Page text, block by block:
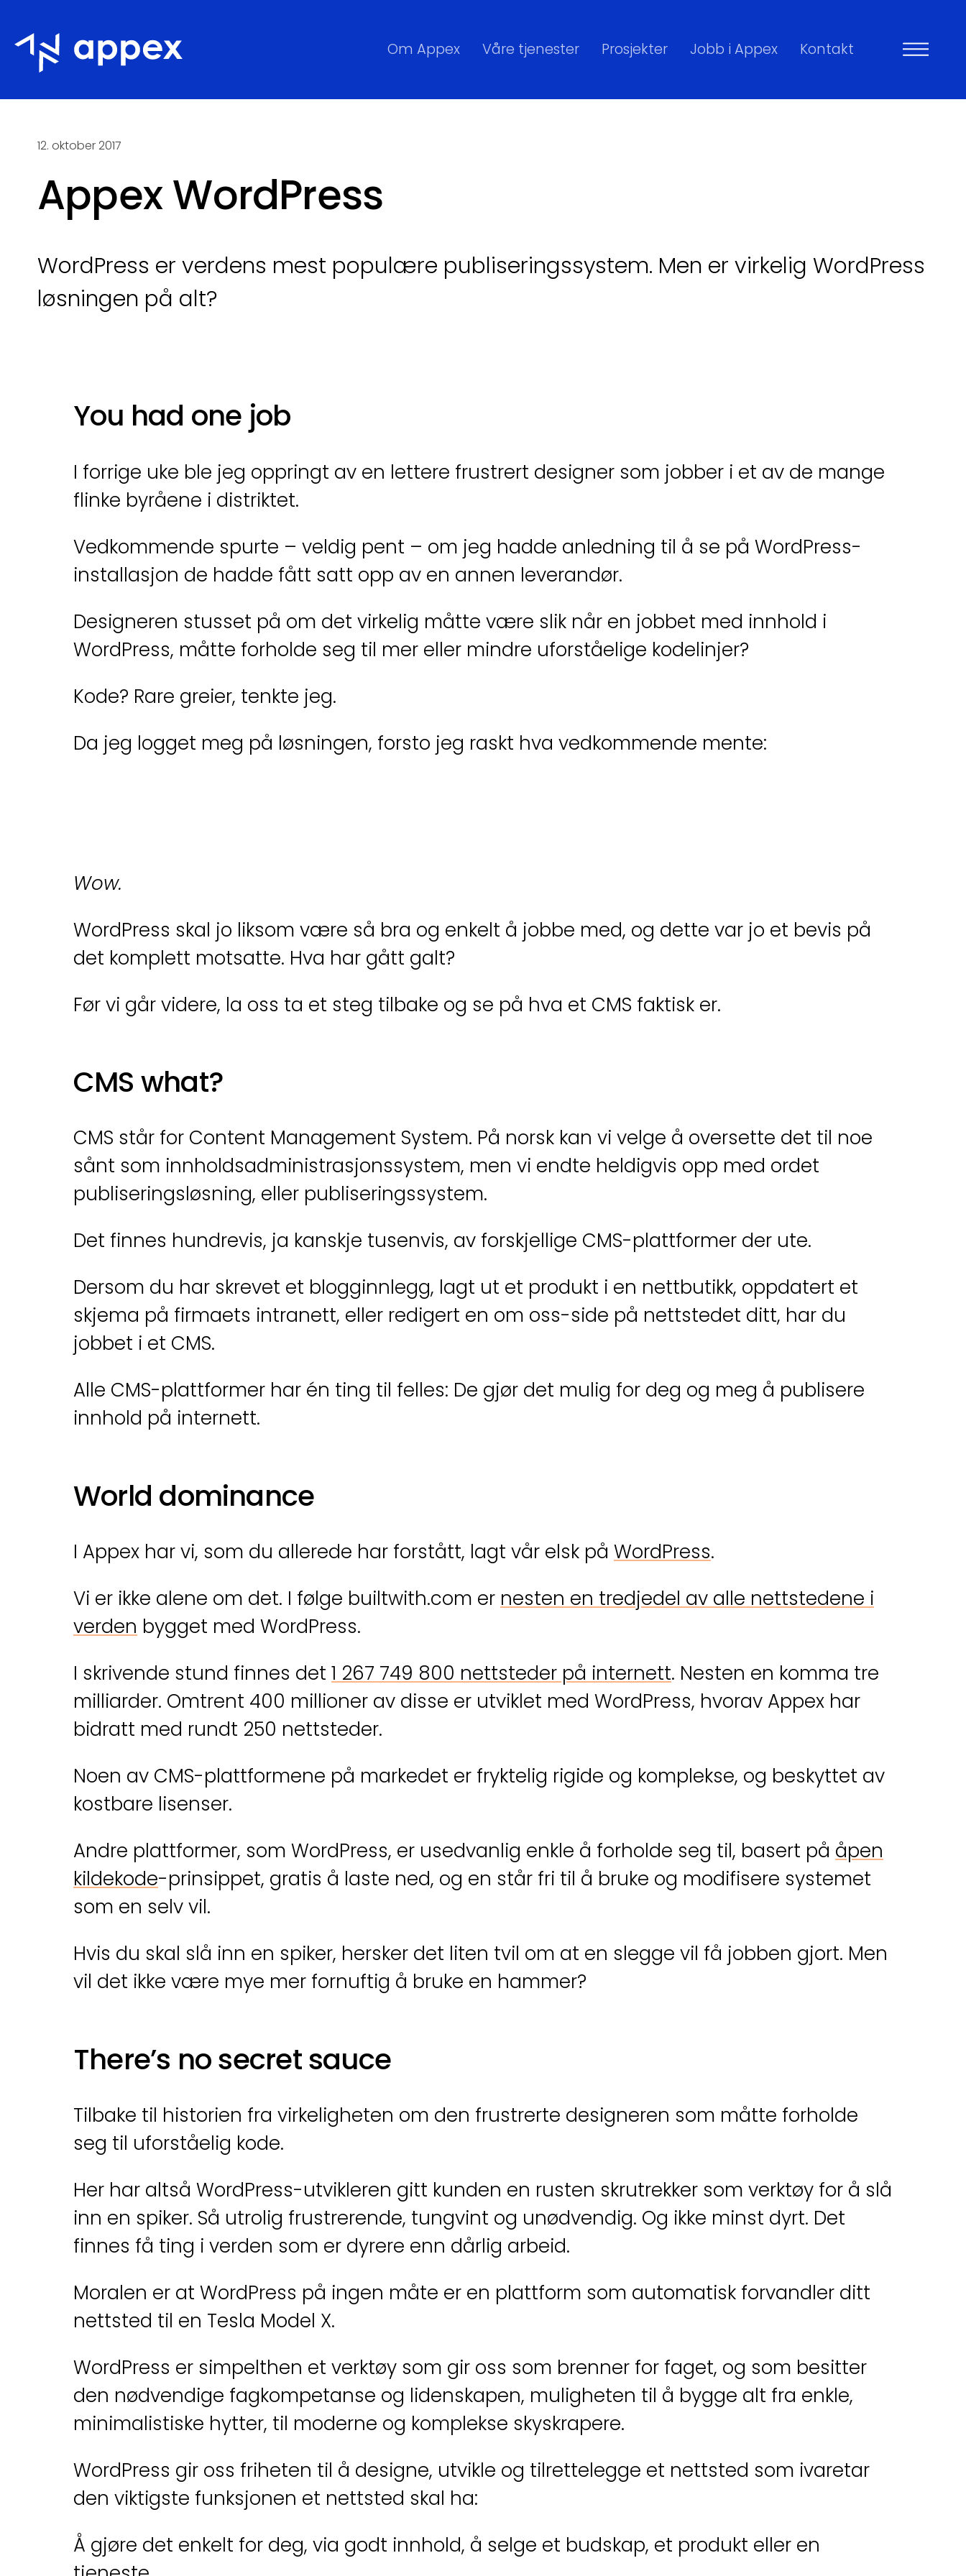
Appex Om Appex Våre tjenester Prosjekter Jobb i Appex Kontakt
12. oktober 2017
Appex WordPress
WordPress er verdens mest populære publiseringssystem. Men er virkelig WordPress
løsningen på alt?
You had one job
I forrige uke ble jeg oppringt av en lettere frustrert designer som jobber i et av de mange
flinke byråene i distriktet.
Vedkommende spurte – veldig pent – om jeg hadde anledning til å se på WordPress-
installasjon de hadde fått satt opp av en annen leverandør.
Designeren stusset på om det virkelig måtte være slik når en jobbet med innhold i
WordPress, måtte forholde seg til mer eller mindre uforståelige kodelinjer?
Kode? Rare greier, tenkte jeg.
Da jeg logget meg på løsningen, forsto jeg raskt hva vedkommende mente:
Wow.
WordPress skal jo liksom være så bra og enkelt å jobbe med, og dette var jo et bevis på
det komplett motsatte. Hva har gått galt?
Før vi går videre, la oss ta et steg tilbake og se på hva et CMS faktisk er.
CMS what?
CMS står for Content Management System. På norsk kan vi velge å oversette det til noe
sånt som innholdsadministrasjonssystem, men vi endte heldigvis opp med ordet
publiseringsløsning, eller publiseringssystem.
Det finnes hundrevis, ja kanskje tusenvis, av forskjellige CMS-plattformer der ute.
Dersom du har skrevet et blogginnlegg, lagt ut et produkt i en nettbutikk, oppdatert et
skjema på firmaets intranett, eller redigert en om oss-side på nettstedet ditt, har du
jobbet i et CMS.
Alle CMS-plattformer har én ting til felles: De gjør det mulig for deg og meg å publisere
innhold på internett.
World dominance
I Appex har vi, som du allerede har forstått, lagt vår elsk på WordPress.
Vi er ikke alene om det. I følge builtwith.com er nesten en tredjedel av alle nettstedene i
verden bygget med WordPress.
I skrivende stund finnes det 1 267 749 800 nettsteder på internett. Nesten en komma tre
milliarder. Omtrent 400 millioner av disse er utviklet med WordPress, hvorav Appex har
bidratt med rundt 250 nettsteder.
Noen av CMS-plattformene på markedet er fryktelig rigide og komplekse, og beskyttet av
kostbare lisenser.
Andre plattformer, som WordPress, er usedvanlig enkle å forholde seg til, basert på åpen
kildekode-prinsippet, gratis å laste ned, og en står fri til å bruke og modifisere systemet
som en selv vil.
Hvis du skal slå inn en spiker, hersker det liten tvil om at en slegge vil få jobben gjort. Men
vil det ikke være mye mer fornuftig å bruke en hammer?
There’s no secret sauce
Tilbake til historien fra virkeligheten om den frustrerte designeren som måtte forholde
seg til uforståelig kode.
Her har altså WordPress-utvikleren gitt kunden en rusten skrutrekker som verktøy for å slå
inn en spiker. Så utrolig frustrerende, tungvint og unødvendig. Og ikke minst dyrt. Det
finnes få ting i verden som er dyrere enn dårlig arbeid.
Moralen er at WordPress på ingen måte er en plattform som automatisk forvandler ditt
nettsted til en Tesla Model X.
WordPress er simpelthen et verktøy som gir oss som brenner for faget, og som besitter
den nødvendige fagkompetanse og lidenskapen, muligheten til å bygge alt fra enkle,
minimalistiske hytter, til moderne og komplekse skyskrapere.
WordPress gir oss friheten til å designe, utvikle og tilrettelegge et nettsted som ivaretar
den viktigste funksjonen et nettsted skal ha:
Å gjøre det enkelt for deg, via godt innhold, å selge et budskap, et produkt eller en